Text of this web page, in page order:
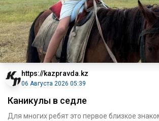
https://kazpravda.kz
06 Августа 2026 05:39
Каникулы в седле
Для многих ребят это первое близкое